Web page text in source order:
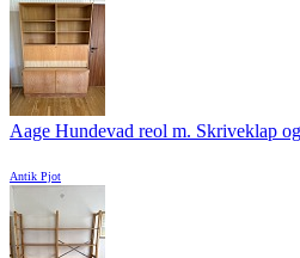
Aage Hundevad reol m. Skriveklap
Antik Pjot